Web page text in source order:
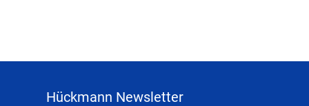
Hückmann Newsletter